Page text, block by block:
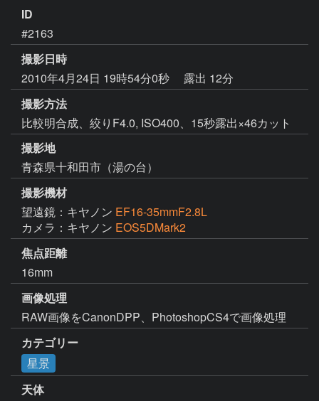
ID
#2163
撮影日時
2010年4月24日 19時54分0秒
露出 12分
撮影方法
比較明合成、絞りF4.0, ISO400、15秒露出×46カット
撮影地
青森県十和田市（湯の台）
撮影機材
望遠鏡：キヤノン EF16-35mmF2.8L
カメラ：キヤノン EOS5DMark2
焦点距離
16mm
画像処理
RAW画像をCanonDPP、PhotoshopCS4で画像処理
カテゴリー
星景
天体